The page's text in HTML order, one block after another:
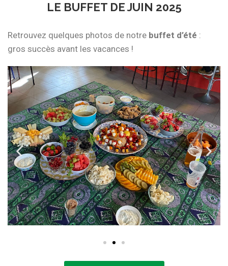
LE BUFFET DE JUIN 2025
Retrouvez quelques photos de notre buffet d’été :
gros succès avant les vacances !